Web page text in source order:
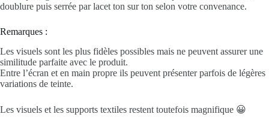
doublure puis serrée par lacet ton sur ton selon votre convenance.
Remarques :
Les visuels sont les plus fidèles possibles mais ne peuvent assurer une
similitude parfaite avec le produit.
Entre l’écran et en main propre ils peuvent présenter parfois de légères
variations de teinte.
Les visuels et les supports textiles restent toutefois magnifique 😀